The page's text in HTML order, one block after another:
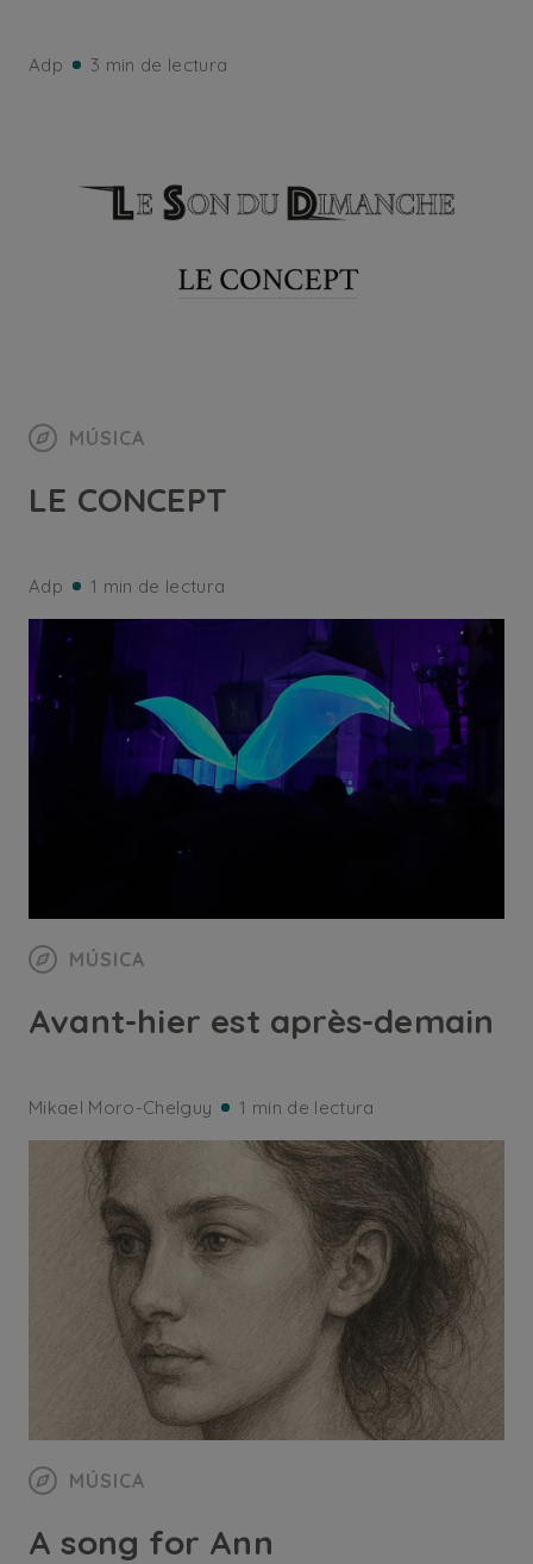
Adp 3 min de lectura
MÚSICA
LE CONCEPT
Adp 1 min de lectura
MÚSICA
Avant-hier est après-demain
Mikael Moro-Chelguy 1 min de lectura
MÚSICA
A song for Ann